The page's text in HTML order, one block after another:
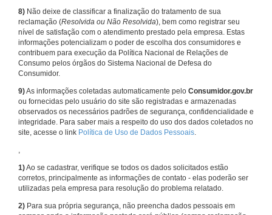
8) Não deixe de classificar a finalização do tratamento de sua
reclamação (Resolvida ou Não Resolvida), bem como registrar seu
nível de satisfação com o atendimento prestado pela empresa. Estas
informações potencializam o poder de escolha dos consumidores e
contribuem para execução da Política Nacional de Relações de
Consumo pelos órgãos do Sistema Nacional de Defesa do
Consumidor.
9)As informações coletadas automaticamente pelo Consumidor.gov.br
ou fornecidas pelo usuário do site são registradas e armazenadas
observados os necessários padrões de segurança, confidencialidade e
integridade. Para saber mais a respeito do uso dos dados coletados no
site, acesse o link Política de Uso de Dados Pessoais.
,
1)Ao se cadastrar, verifique se todos os dados solicitados estão
corretos, principalmente as informações de contato - elas poderão ser
utilizadas pela empresa para resolução do problema relatado.
2) Para sua própria segurança, não preencha dados pessoais em